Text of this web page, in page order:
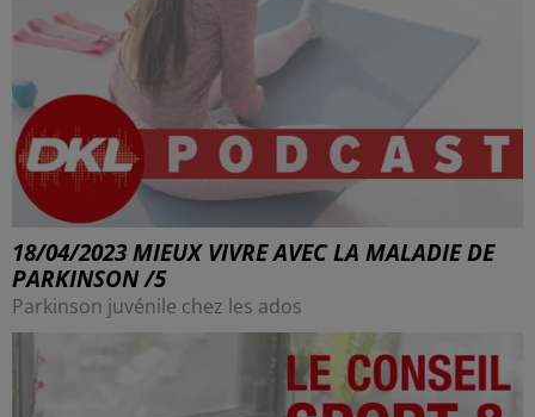
18/04/2023 MIEUX VIVRE AVEC LA MALADIE DE
PARKINSON /5
Parkinson juvénile chez les ados